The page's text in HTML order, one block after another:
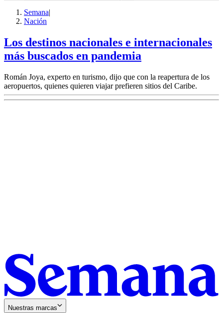
Semana|
Nación
Los destinos nacionales e internacionales
más buscados en pandemia
Román Joya, experto en turismo, dijo que con la reapertura de los
aeropuertos, quienes quieren viajar prefieren sitios del Caribe.
Nuestras marcas